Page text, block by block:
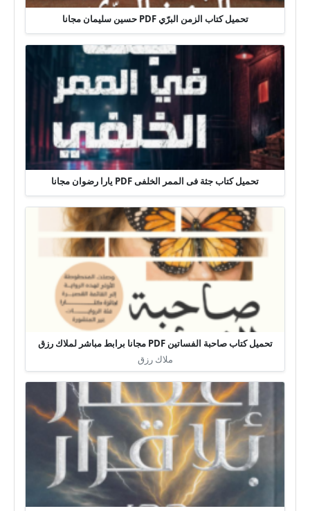
تحميل كتاب الزمن البرّي PDF حسين سليمان مجانا
تحميل كتاب جثة فى الممر الخلفى PDF يارا رضوان مجانا
تحميل كتاب صاحبة الفساتين PDF مجانا برابط مباشر لملاك رزق
ملاك رزق